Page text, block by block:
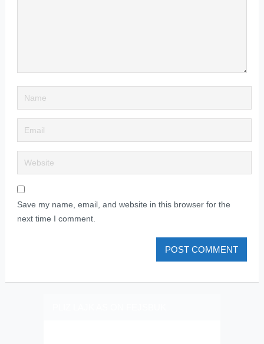
Save my name, email, and website in this browser for the
next time I comment.